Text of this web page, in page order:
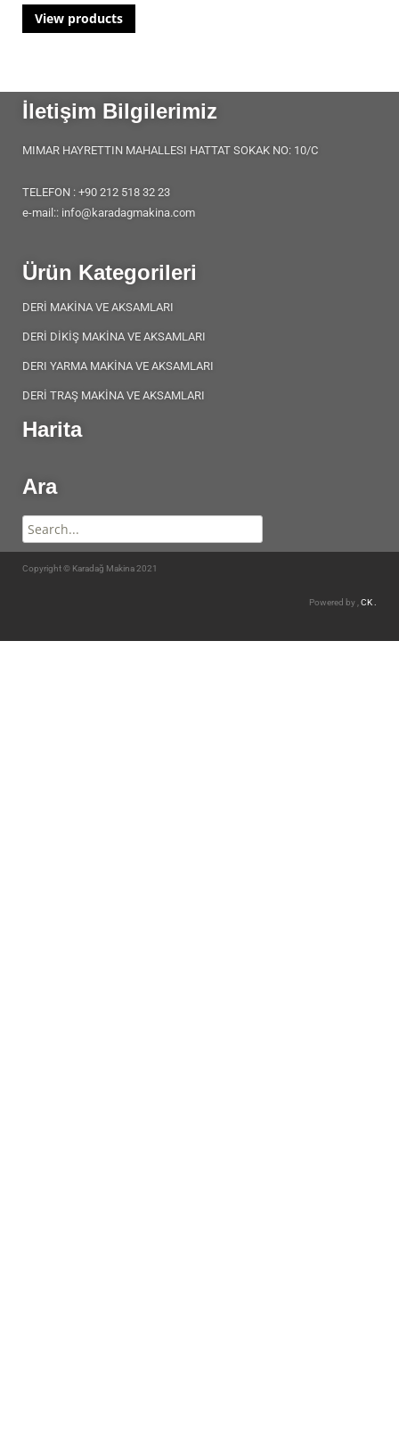
View products
İletişim Bilgilerimiz
MIMAR HAYRETTIN MAHALLESI HATTAT SOKAK NO: 10/C
TELEFON : +90 212 518 32 23
e-mail:: info@karadagmakina.com
Ürün Kategorileri
DERİ MAKİNA VE AKSAMLARI
DERİ DİKİŞ MAKİNA VE AKSAMLARI
DERI YARMA MAKİNA VE AKSAMLARI
DERİ TRAŞ MAKİNA VE AKSAMLARI
Harita
Ara
Copyright © Karadağ Makina 2021
Powered by , CK .